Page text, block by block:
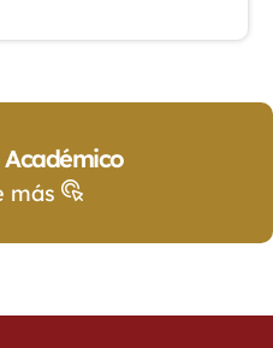
más